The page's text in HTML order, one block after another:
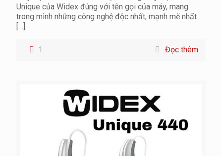
Unique của Widex đúng với tên gọi của máy, mang
trong mình những công nghệ độc nhất, mạnh mẽ nhất
[…]
1 Đọc thêm